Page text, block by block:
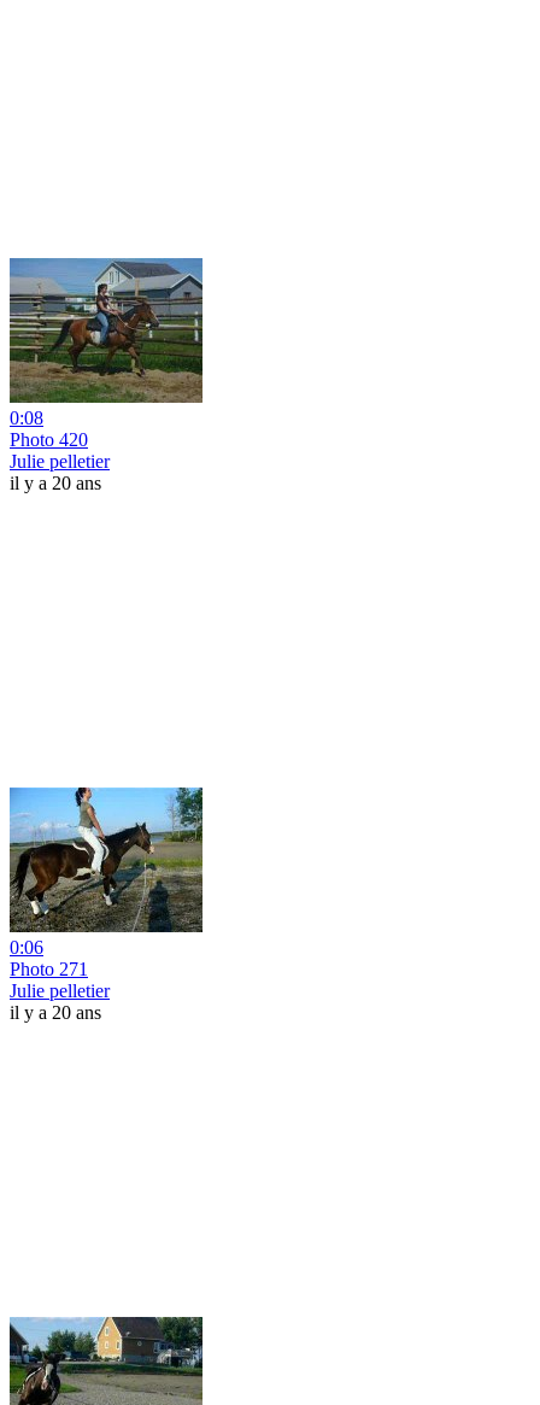
0:08
Photo 420
Julie pelletier
il y a 20 ans
0:06
Photo 271
Julie pelletier
il y a 20 ans